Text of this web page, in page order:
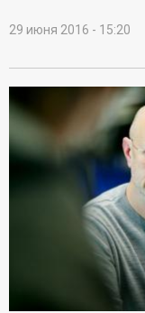
29 июня 2016 - 15:20